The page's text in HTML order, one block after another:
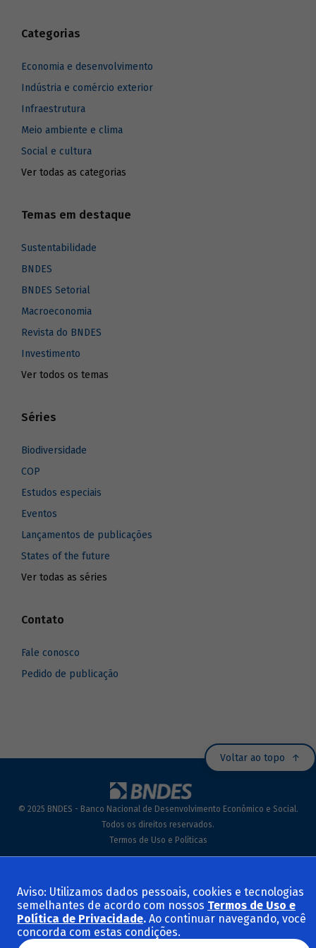
Categorias
Economia e desenvolvimento
Indústria e comércio exterior
Infraestrutura
Meio ambiente e clima
Social e cultura
Ver todas as categorias
Temas em destaque
Sustentabilidade
BNDES
BNDES Setorial
Macroeconomia
Revista do BNDES
Investimento
Ver todos os temas
Séries
Biodiversidade
COP
Estudos especiais
Eventos
Lançamentos de publicações
States of the future
Ver todas as séries
Contato
Fale conosco
Pedido de publicação
Voltar ao topo
© 2025 BNDES - Banco Nacional de Desenvolvimento Econômico e Social.
Todos os direitos reservados.
Termos de Uso e Políticas
Aviso: Utilizamos dados pessoais, cookies e tecnologias
semelhantes de acordo com nossos Termos de Uso e
Política de Privacidade. Ao continuar navegando, você
concorda com estas condições.